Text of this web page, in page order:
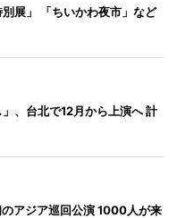
展」 「ちいかわ夜市」など
、台北で12月から上演へ 計
アジア巡回公演 1000人が来